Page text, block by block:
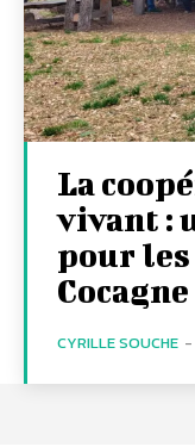
La
vivant :
pour
Cocagne
CYRILLE SOUCHE -